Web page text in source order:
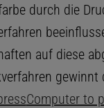
durch die
auf diese
gewinnt
Computer to